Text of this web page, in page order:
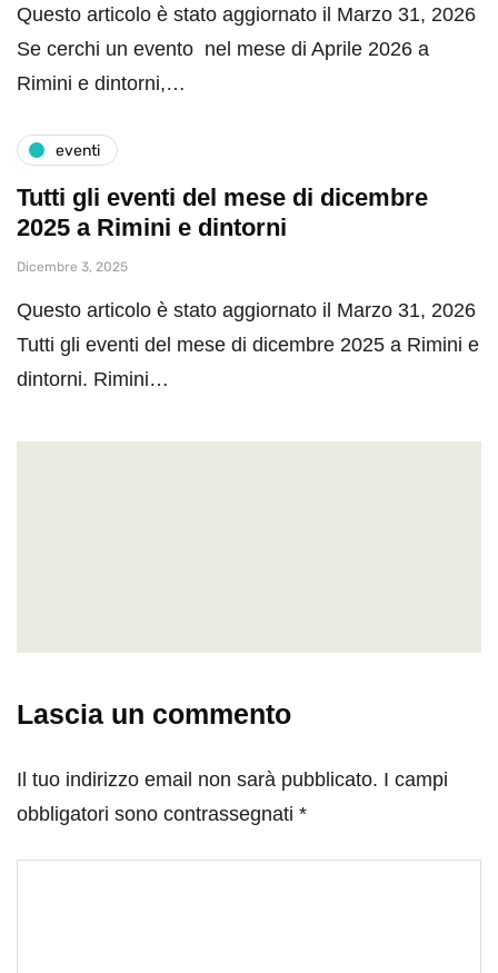
Questo articolo è stato aggiornato il Marzo 31, 2026
Se cerchi un evento nel mese di Aprile 2026 a
Rimini e dintorni,…
eventi
Tutti gli eventi del mese di dicembre
2025 a Rimini e dintorni
Dicembre 3, 2025
Questo articolo è stato aggiornato il Marzo 31, 2026
Tutti gli eventi del mese di dicembre 2025 a Rimini e
dintorni. Rimini…
Lascia un commento
Il tuo indirizzo email non sarà pubblicato. I campi
obbligatori sono contrassegnati *